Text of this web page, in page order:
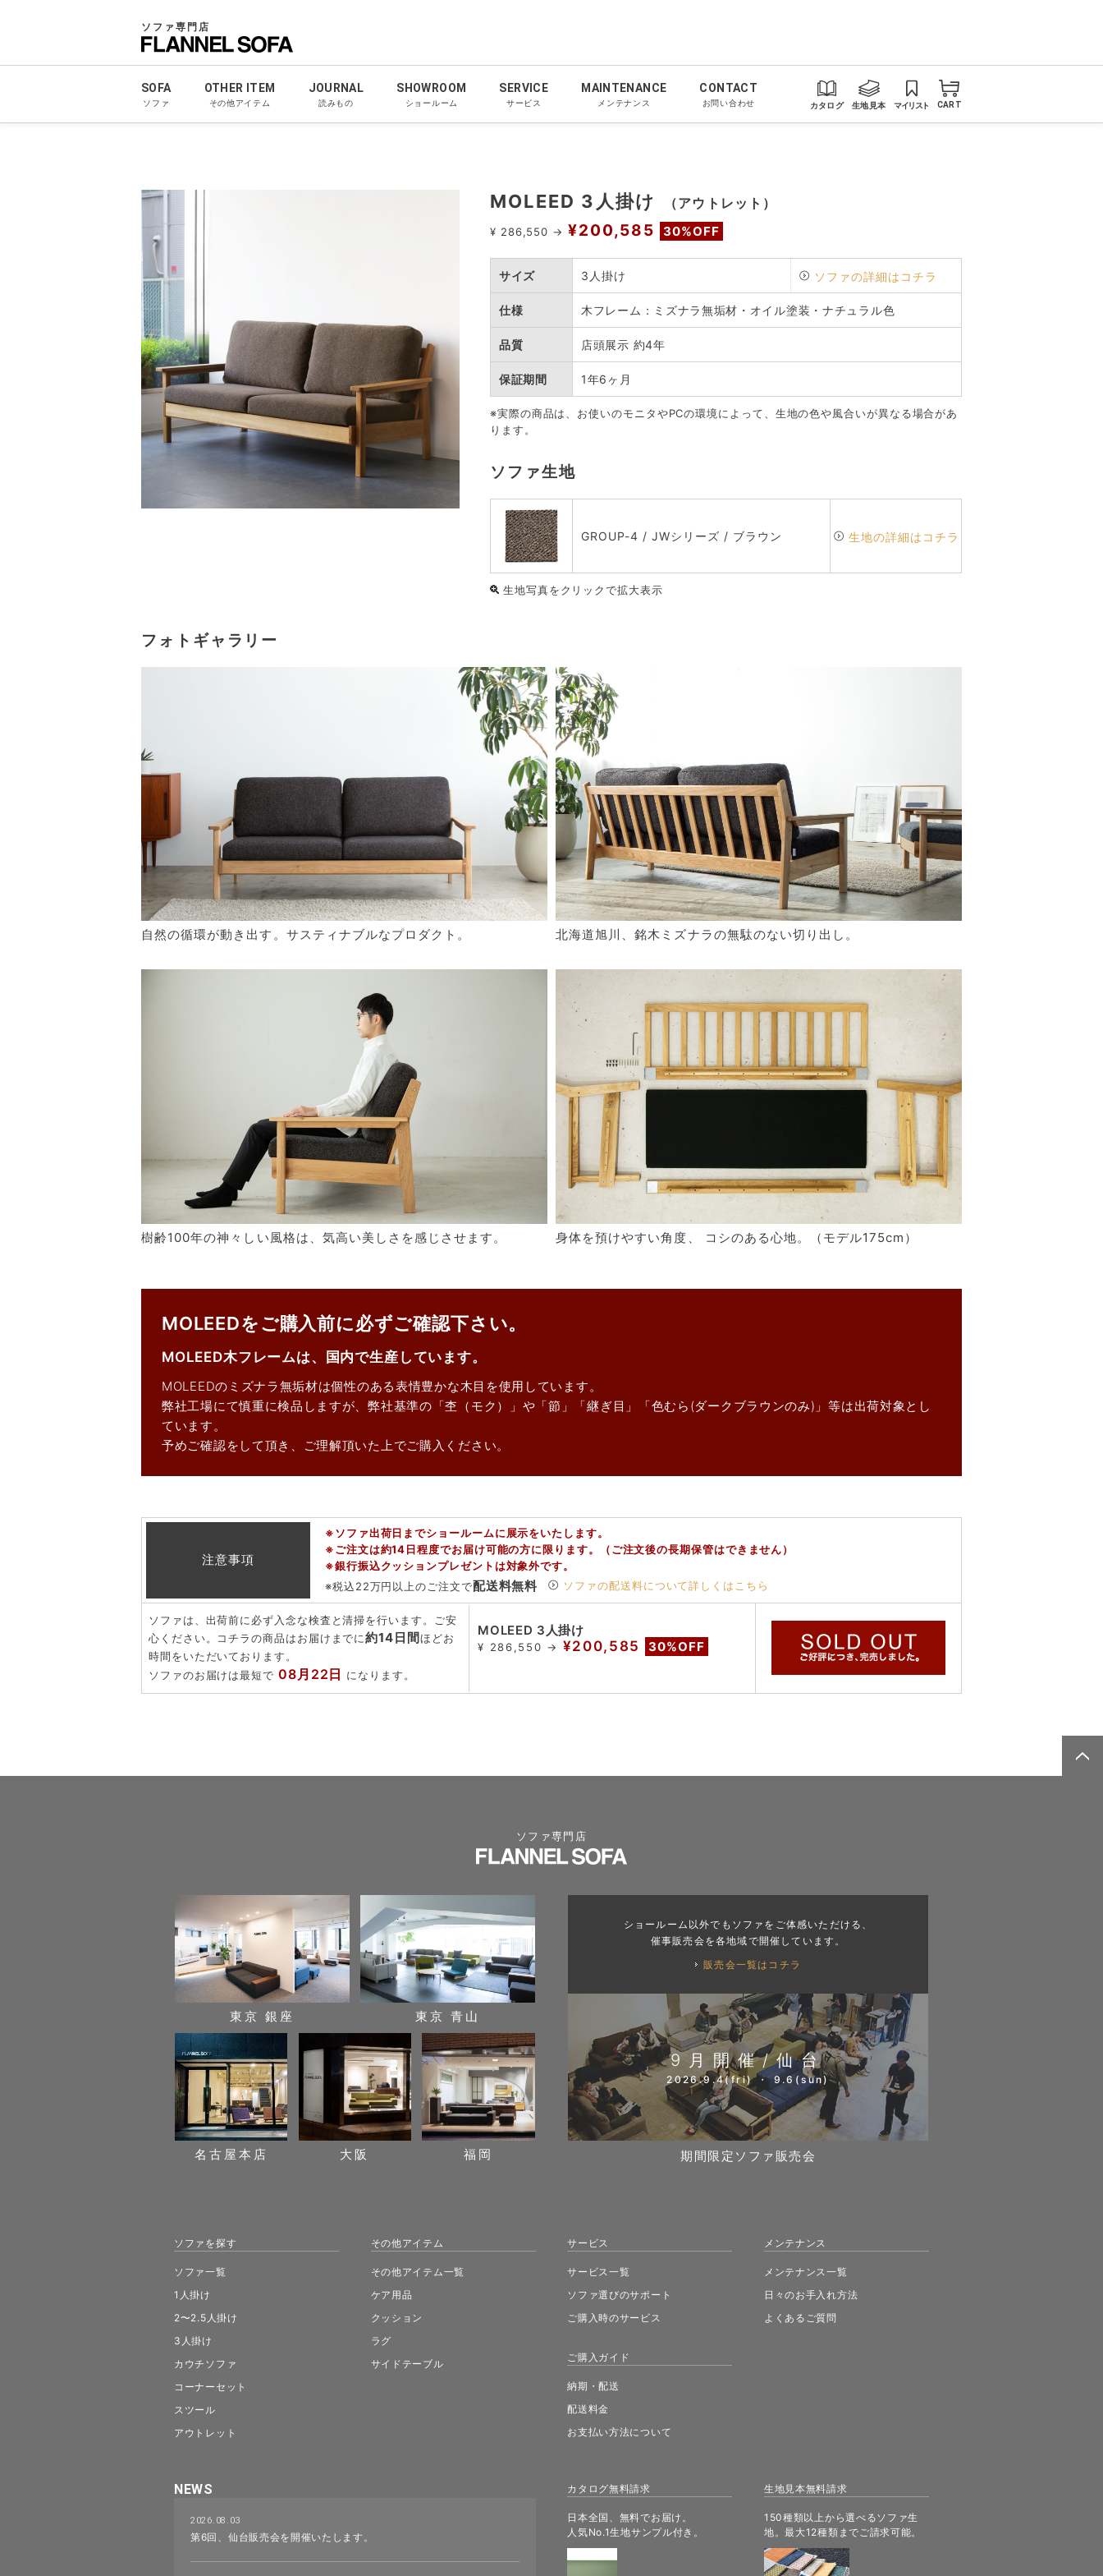
ソファ専門店
SOFA
ソファ
OTHER ITEM
その他アイテム
JOURNAL
読みもの
SHOWROOM
ショールーム
SERVICE
サービス
MAINTENANCE
メンテナンス
CONTACT
お問い合わせ カタログ 生地見本 マイリスト CART
MOLEED 3人掛け （アウトレット）
¥ 286,550 → ¥200,585 30%OFF
サイズ 3人掛け ソファの詳細はコチラ
仕様 木フレーム：ミズナラ無垢材・オイル塗装・ナチュラル色
品質 店頭展示 約4年
保証期間 1年6ヶ月
※実際の商品は、お使いのモニタやPCの環境によって、生地の色や風合いが異なる場合があ
ります。
ソファ生地
GROUP-4 / JWシリーズ / ブラウン 生地の詳細はコチラ
生地写真をクリックで拡大表示
フォトギャラリー
自然の循環が動き出す。サスティナブルなプロダクト。 北海道旭川、銘木ミズナラの無駄のない切り出し。
樹齢100年の神々しい風格は、気高い美しさを感じさせます。 身体を預けやすい角度、 コシのある心地。（モデル175cm）
MOLEEDをご購入前に必ずご確認下さい。
MOLEED木フレームは、国内で生産しています。
MOLEEDのミズナラ無垢材は個性のある表情豊かな木目を使用しています。
弊社工場にて慎重に検品しますが、弊社基準の「杢（モク）」や「節」「継ぎ目」「色むら(ダークブラウンのみ)」等は出荷対象とし
ています。
予めご確認をして頂き、ご理解頂いた上でご購入ください。
注意事項
※ソファ出荷日までショールームに展示をいたします。
※ご注文は約14日程度でお届け可能の方に限ります。（ご注文後の長期保管はできません）
※銀行振込クッションプレゼントは対象外です。
※税込22万円以上のご注文で配送料無料 ソファの配送料について詳しくはこちら
ソファは、出荷前に必ず入念な検査と清掃を行います。ご安
心ください。コチラの商品はお届けまでに約14日間ほどお
時間をいただいております。
ソファのお届けは最短で 08月22日 になります。
MOLEED 3人掛け
¥ 286,550 → ¥200,585 30%OFF
ソファ専門店
カタログ無料請求
日本全国、無料でお届け。
人気No.1生地サンプル付き。
生地見本無料請求
150種類以上から選べるソファ生
地。最大12種類までご請求可能。
東京 銀座 東京 青山
名古屋本店 大阪 福岡
ショールーム以外でもソファをご体感いただける、
催事販売会を各地域で開催しています。
販売会一覧はコチラ
9月開催/仙台
2026.9.4(fri) ・ 9.6(sun)
期間限定ソファ販売会
ソファを探す
ソファ一覧
1人掛け
2〜2.5人掛け
3人掛け
カウチソファ
コーナーセット
スツール
アウトレット
その他アイテム
その他アイテム一覧
ケア用品
クッション
ラグ
サイドテーブル
サービス
サービス一覧
ソファ選びのサポート
ご購入時のサービス
ご購入ガイド
納期・配送
配送料金
お支払い方法について
メンテナンス
メンテナンス一覧
日々のお手入れ方法
よくあるご質問
NEWS
2026.08.03
第6回、仙台販売会を開催いたします。